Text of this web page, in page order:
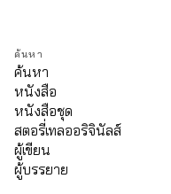
ค้นหา
ค้นหา
หนังสือ
หนังสือชุด
สตอรี่เทลออริจินัลส์
ผู้เขียน
ผู้บรรยาย